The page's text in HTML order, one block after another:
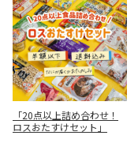
「20点以上詰め合わせ！
ロスおたすけセット」